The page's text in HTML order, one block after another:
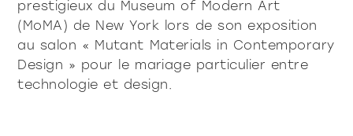
prestigieux du Museum of Modern Art
(MoMA) de New York lors de son exposition
au salon « Mutant Materials in Contemporary
Design » pour le mariage particulier entre
technologie et design.